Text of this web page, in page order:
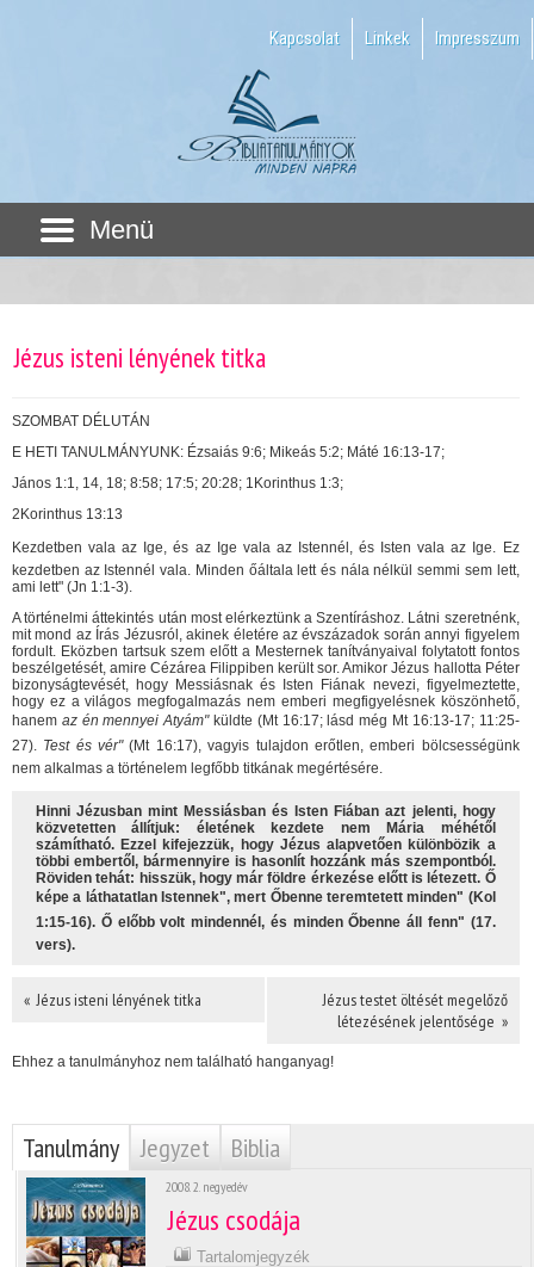
Kapcsolat Linkek Impresszum
Menü
Jézus isteni lényének titka
SZOMBAT DÉLUTÁN
E HETI TANULMÁNYUNK: Ézsaiás 9:6; Mikeás 5:2; Máté 16:13-17;
János 1:1, 14, 18; 8:58; 17:5; 20:28; 1Korinthus 1:3;
2Korinthus 13:13
Kezdetben vala az Ige, és az Ige vala az Istennél, és Isten vala az Ige. Ez
kezdetben az Istennél vala. Minden őáltala lett és nála nélkül semmi sem lett,
ami lett" (Jn 1:1-3).
A történelmi áttekintés után most elérkeztünk a Szentíráshoz. Látni szeretnénk,
mit mond az Írás Jézusról, akinek életére az évszázadok során annyi figyelem
fordult. Eközben tartsuk szem előtt a Mesternek tanítványaival folytatott fontos
beszélgetését, amire Cézárea Filippiben került sor. Amikor Jézus hallotta Péter
bizonyságtevését, hogy Messiásnak és Isten Fiának nevezi, figyelmeztette,
hogy ez a világos megfogalmazás nem emberi megfigyelésnek köszönhető,
hanem az én mennyei Atyám"küldte (Mt 16:17; lásd még Mt 16:13-17; 11:25-
27). Test és vér"(Mt 16:17), vagyis tulajdon erőtlen, emberi bölcsességünk
nem alkalmas a történelem legfőbb titkának megértésére.
Hinni Jézusban mint Messiásban és Isten Fiában azt jelenti, hogy
közvetetten állítjuk: életének kezdete nem Mária méhétől
számítható. Ezzel kifejezzük, hogy Jézus alapvetően különbözik a
többi embertől, bármennyire is hasonlít hozzánk más szempontból.
Röviden tehát: hisszük, hogy már földre érkezése előtt is létezett. Ő
képe a láthatatlan Istennek", mert Őbenne teremtetett minden" (Kol
1:15-16). Ő előbb volt mindennél, és minden Őbenne áll fenn" (17.
vers).
« Jézus isteni lényének titka
Jézus testet öltését megelőző
létezésének jelentősége »
Ehhez a tanulmányhoz nem található hanganyag!
Tanulmány Jegyzet Biblia
2008. 2. negyedév
Jézus csodája
Tartalomjegyzék